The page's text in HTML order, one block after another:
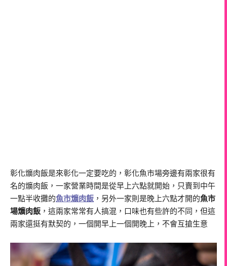
彰化爌肉飯是來彰化一定要吃的，彰化魚市場旁邊有兩家很有
名的爌肉飯，一家營業時間是從早上六點就開始，只賣到中午
一點半收攤的魚市爌肉飯 ，另外一家則是晚上六點才開的魚市
場爌肉飯 ，這兩家常常有人搞混，口味也有些許的不同，但這
兩家還挺有默契的，一個開早上一個開晚上，不會互搶生意